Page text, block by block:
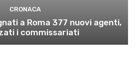
CRONACA
a Roma 377 nuovi agenti,
i commissariati